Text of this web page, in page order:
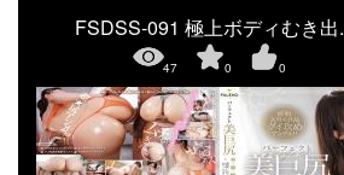
FSDSS-091 極上ボディむき出.
47 0 0